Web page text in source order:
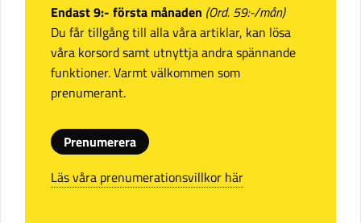
Endast 9:- första månaden (Ord. 59:-/mån)
Du får tillgång till alla våra artiklar, kan lösa
våra korsord samt utnyttja andra spännande
funktioner. Varmt välkommen som
prenumerant.
Prenumerera
Läs våra prenumerationsvillkor här